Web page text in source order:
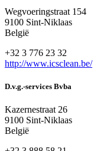
Wegvoeringstraat 154
9100 Sint-Niklaas
België
+32 3 776 23 32
http://www.icsclean.be/
D.v.g.-services Bvba
Kazernestraat 26
9100 Sint-Niklaas
België